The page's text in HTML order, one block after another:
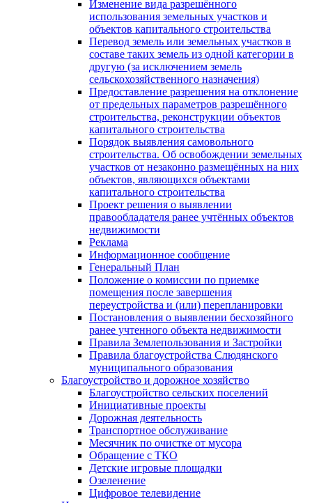
Изменение вида разрешённого
использования земельных участков и
объектов капитального строительства
Перевод земель или земельных участков в
составе таких земель из одной категории в
другую (за исключением земель
сельскохозяйственного назначения)
Предоставление разрешения на отклонение
от предельных параметров разрешённого
строительства, реконструкции объектов
капитального строительства
Порядок выявления самовольного
строительства. Об освобождении земельных
участков от незаконно размещённых на них
объектов, являющихся объектами
капитального строительства
Проект решения о выявлении
правообладателя ранее учтённых объектов
недвижимости
Реклама
Информационное сообщение
Генеральный План
Положение о комиссии по приемке
помещения после завершения
переустройства и (или) перепланировки
Постановления о выявлении бесхозяйного
ранее учтенного объекта недвижимости
Правила Землепользования и Застройки
Правила благоустройства Слюдянского
муниципального образования
Благоустройство и дорожное хозяйство
Благоустройство сельских поселений
Инициативные проекты
Дорожная деятельность
Транспортное обслуживание
Месячник по очистке от мусора
Обращение с ТКО
Детские игровые площадки
Озеленение
Цифровое телевидение